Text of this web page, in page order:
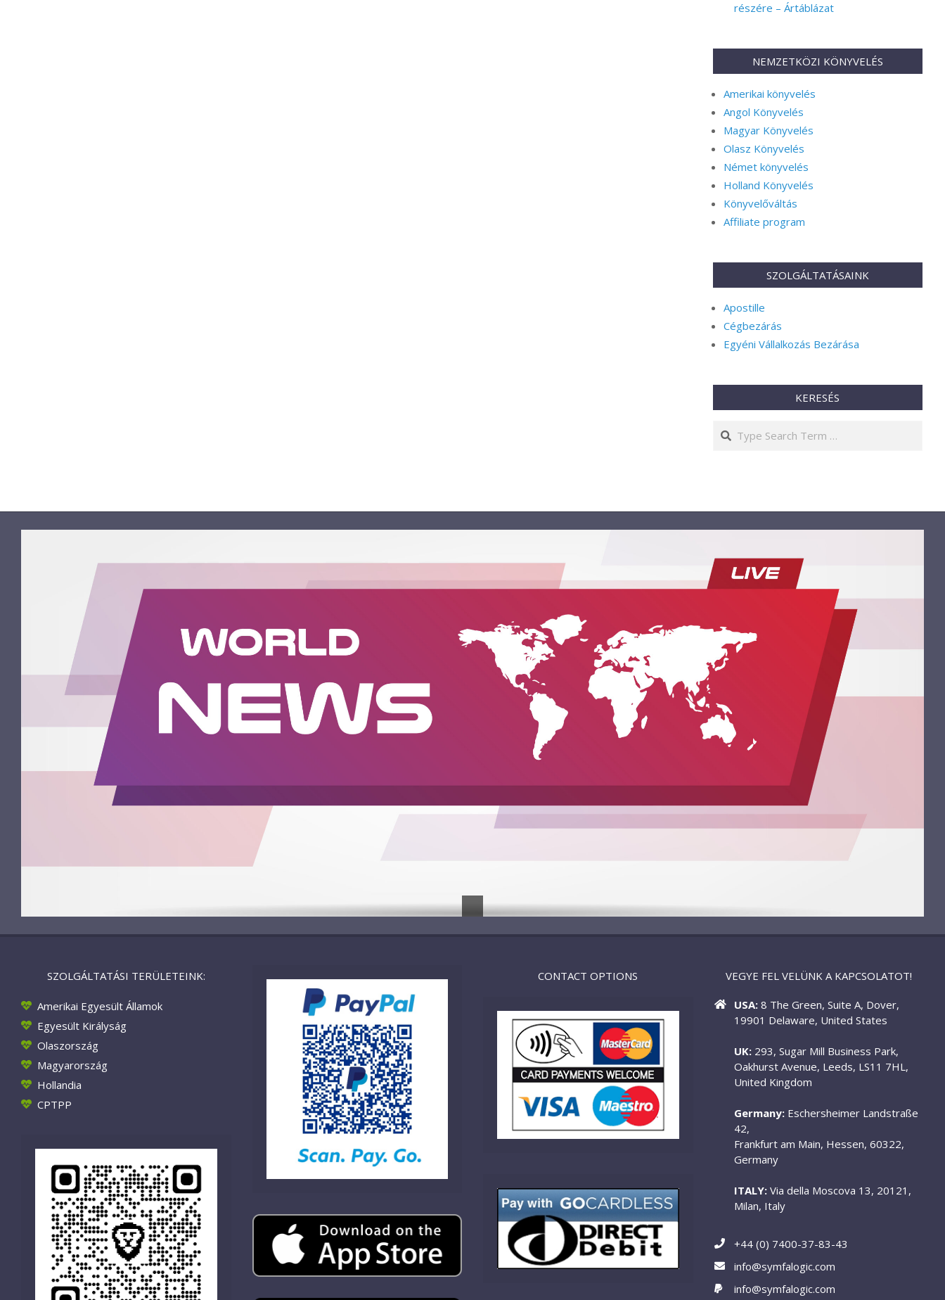
részére – Ártáblázat
NEMZETKÖZI KÖNYVELÉS
Amerikai könyvelés
Angol Könyvelés
Magyar Könyvelés
Olasz Könyvelés
Német könyvelés
Holland Könyvelés
Könyvelőváltás
Affiliate program
SZOLGÁLTATÁSAINK
Apostille
Cégbezárás
Egyéni Vállalkozás Bezárása
KERESÉS
Search
SZOLGÁLTATÁSI TERÜLETEINK:
Amerikai Egyesült Államok
Egyesült Királyság
Olaszország
Magyarország
Hollandia
CPTPP
CONTACT OPTIONS VEGYE FEL VELÜNK A KAPCSOLATOT!
USA: 8 The Green, Suite A, Dover,
19901 Delaware, United States
UK: 293, Sugar Mill Business Park,
Oakhurst Avenue, Leeds, LS11 7HL,
United Kingdom
Germany: Eschersheimer Landstraße
42,
Frankfurt am Main, Hessen, 60322,
Germany
ITALY: Via della Moscova 13, 20121,
Milan, Italy
+44 (0) 7400-37-83-43
info@symfalogic.com
info@symfalogic.com